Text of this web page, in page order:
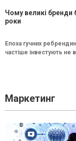
Чому великі бренди
роки
Епоха гучних
частіше інвестують не
Маркетинг